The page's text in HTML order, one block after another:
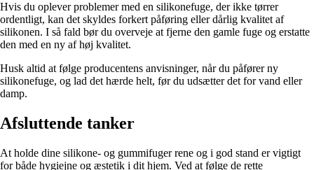
Hvis du oplever problemer med en silikonefuge, der ikke tørrer
ordentligt, kan det skyldes forkert påføring eller dårlig kvalitet af
silikonen. I så fald bør du overveje at fjerne den gamle fuge og erstatte
den med en ny af høj kvalitet.
Husk altid at følge producentens anvisninger, når du påfører ny
silikonefuge, og lad det hærde helt, før du udsætter det for vand eller
damp.
Afsluttende tanker
At holde dine silikone- og gummifuger rene og i god stand er vigtigt
for både hygiejne og æstetik i dit hjem. Ved at følge de rette